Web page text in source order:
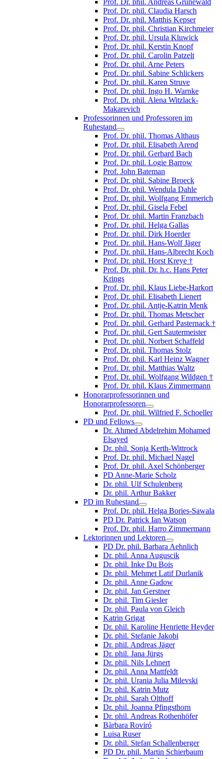
Prof. Dr. phil. Claudia Harsch
Prof. Dr. phil. Matthis Kepser
Prof. Dr. phil. Christian Kirchmeier
Prof. Dr. phil. Ursula Kluwick
Prof. Dr. phil. Kerstin Knopf
Prof. Dr. phil. Carolin Patzelt
Prof. Dr. phil. Arne Peters
Prof. Dr. phil. Sabine Schlickers
Prof. Dr. phil. Karen Struve
Prof. Dr. phil. Ingo H. Warnke
Prof. Dr. phil. Alena Witzlack-
Makarevich
Professorinnen und Professoren im
Ruhestand
Prof. Dr. phil. Thomas Althaus
Prof. Dr. phil. Elisabeth Arend
Prof. Dr. phil. Gerhard Bach
Prof. Dr. phil. Logie Barrow
Prof. John Bateman
Prof. Dr. phil. Sabine Broeck
Prof. Dr. phil. Wendula Dahle
Prof. Dr. phil. Wolfgang Emmerich
Prof. Dr. phil. Gisela Febel
Prof. Dr. phil. Martin Franzbach
Prof. Dr. phil. Helga Gallas
Prof. Dr. phil. Dirk Hoerder
Prof. Dr. phil. Hans-Wolf Jäger
Prof. Dr. phil. Hans-Albrecht Koch
Prof. Dr. phil. Horst Kreye †
Prof. Dr. phil. Dr. h.c. Hans Peter
Krings
Prof. Dr. phil. Klaus Liebe-Harkort
Prof. Dr. phil. Elisabeth Lienert
Prof. Dr. phil. Antje-Katrin Menk
Prof. Dr. phil. Thomas Metscher
Prof. Dr. phil. Gerhard Pasternack †
Prof. Dr. phil. Gert Sautermeister
Prof. Dr. phil. Norbert Schaffeld
Prof. Dr. phil. Thomas Stolz
Prof. Dr. phil. Karl Heinz Wagner
Prof. Dr. phil. Matthias Waltz
Prof. Dr. phil. Wolfgang Wildgen †
Prof. Dr. phil. Klaus Zimmermann
Honorarprofessorinnen und
Honorarprofessoren
Prof. Dr. phil. Wilfried F. Schoeller
PD und Fellows
Dr. Ahmed Abdelrehim Mohamed
Elsayed
Dr. phil. Sonja Kerth-Wittrock
Prof. Dr. phil. Michael Nagel
Prof. Dr. phil. Axel Schönberger
PD Anne-Marie Scholz
Dr. phil. Ulf Schulenberg
Dr. phil. Arthur Bakker
PD im Ruhestand
Prof. Dr. phil. Helga Bories-Sawala
PD Dr. Patrick Ian Watson
Prof. Dr. phil. Harro Zimmermann
Lektorinnen und Lektoren
PD Dr. phil. Barbara Aehnlich
Dr. phil. Anna Auguscik
Dr. phil. Inke Du Bois
Dr. phil. Mehmet Latif Durlanik
Dr. phil. Anne Gadow
Dr. phil. Jan Gerstner
Dr. phil. Tim Giesler
Dr. phil. Paula von Gleich
Katrin Grigat
Dr. phil. Karoline Henriette Heyder
Dr. phil. Stefanie Jakobi
Dr. phil. Andreas Jäger
Dr. phil. Jana Jürgs
Dr. phil. Nils Lehnert
Dr. phil. Anna Mattfeldt
Dr. phil. Urania Julia Milevski
Dr. phil. Katrin Mutz
Dr. phil. Sarah Olthoff
Dr. phil. Joanna Pfingsthorn
Dr. phil. Andreas Rothenhöfer
Bàrbara Roviró
Luisa Ruser
Dr. phil. Stefan Schallenberger
PD Dr. phil. Martin Schierbaum